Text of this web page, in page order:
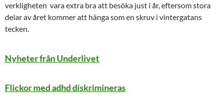
verkligheten vara extra bra att besöka just i år, eftersom stora
delar av året kommer att hänga som en skruv i vintergatans
tecken.
Nyheter från Underlivet
Flickor med adhd diskrimineras